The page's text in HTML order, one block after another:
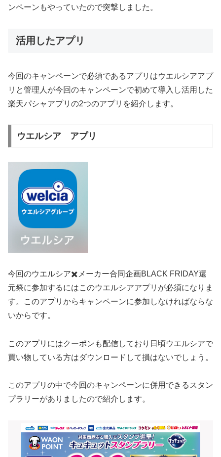
ンペーンもやっていたので突撃しました。
活用したアプリ
今回のキャンペーンで必須であるアプリはウエルシアアプ
リと管理人が今回のキャンペーンで初めて導入し活用した
楽天パシャアプリの2つのアプリを紹介します。
ウエルシア アプリ
今回のウエルシア✖️メーカー合同企画BLACK FRIDAY還
元祭に参加するにはこのウエルシアアプリが必須になりま
す。このアプリからキャンペーンに参加しなければならな
いからです。
このアプリにはクーポンも配信しており日頃ウエルシアで
買い物している方はダウンロードして損はないでしょう。
このアプリの中で今回のキャンペーンに併用できるスタン
プラリーがありましたので紹介します。